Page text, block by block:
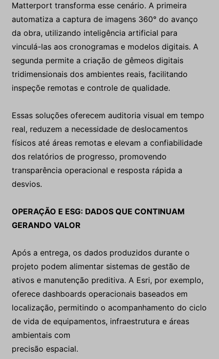
Matterport transforma esse cenário. A primeira
automatiza a captura de imagens 360° do avanço
da obra, utilizando inteligência artificial para
vinculá-las aos cronogramas e modelos digitais. A
segunda permite a criação de gêmeos digitais
tridimensionais dos ambientes reais, facilitando
inspeçõe remotas e controle de qualidade.
Essas soluções oferecem auditoria visual em tempo
real, reduzem a necessidade de deslocamentos
físicos até áreas remotas e elevam a confiabilidade
dos relatórios de progresso, promovendo
transparência operacional e resposta rápida a
desvios.
OPERAÇÃO E ESG: DADOS QUE CONTINUAM
GERANDO VALOR
Após a entrega, os dados produzidos durante o
projeto podem alimentar sistemas de gestão de
ativos e manutenção preditiva. A Esri, por exemplo,
oferece dashboards operacionais baseados em
localização, permitindo o acompanhamento do ciclo
de vida de equipamentos, infraestrutura e áreas
ambientais com
precisão espacial.